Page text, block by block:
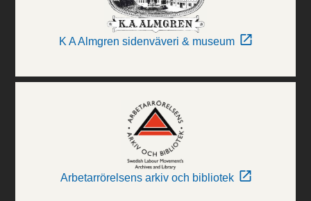
K A Almgren sidenväveri & museum
Arbetarrörelsens arkiv och bibliotek